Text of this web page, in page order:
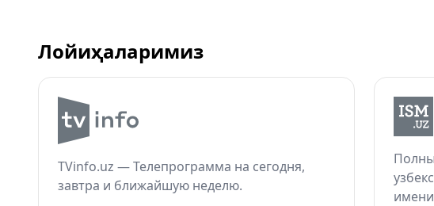
Лойиҳаларимиз
TVinfo.uz — Телепрограмма на сегодня,
завтра и ближайшую неделю.